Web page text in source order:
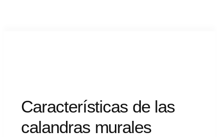
Características de las
calandras murales